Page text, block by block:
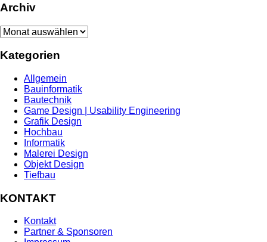
Archiv
Archiv
Kategorien
Allgemein
Bauinformatik
Bautechnik
Game Design | Usability Engineering
Grafik Design
Hochbau
Informatik
Malerei Design
Objekt Design
Tiefbau
KONTAKT
Kontakt
Partner & Sponsoren